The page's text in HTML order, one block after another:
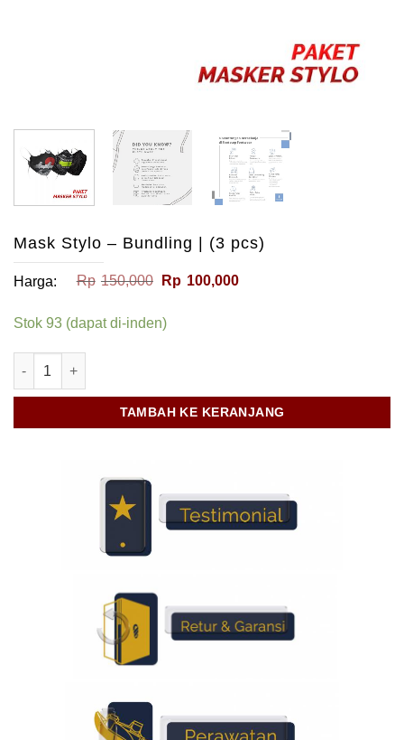
Mask Stylo – Bundling | (3 pcs)
Harga: Rp 150,000 Harga
Rp150,000.
Rp 100,000Harga
Stok 93 (dapat di-inden)
Kuantitas Mask Stylo – Bundling | (3 pcs)
TAMBAH KE KERANJANG